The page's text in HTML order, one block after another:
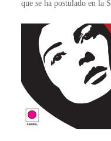
que se ha postulado en la